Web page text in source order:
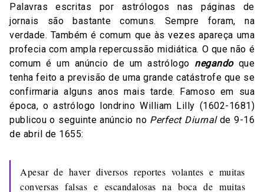
Palavras escritas por astrólogos nas páginas de
jornais são bastante comuns. Sempre foram, na
verdade. Também é comum que às vezes apareça uma
profecia com ampla repercussão midiática. O que não é
comum é um anúncio de um astrólogo negando que
tenha feito a previsão de uma grande catástrofe que se
confirmaria alguns anos mais tarde. Famoso em sua
época, o astrólogo londrino William Lilly (1602-1681)
publicou o seguinte anúncio no Perfect Diurnalde 9-16
de abril de 1655:
Apesar de haver diversos reportes volantes e muitas
conversas falsas e escandalosas na boca de muitas